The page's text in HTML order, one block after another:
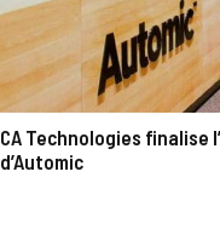
CA Technologies finalise
d’Automic